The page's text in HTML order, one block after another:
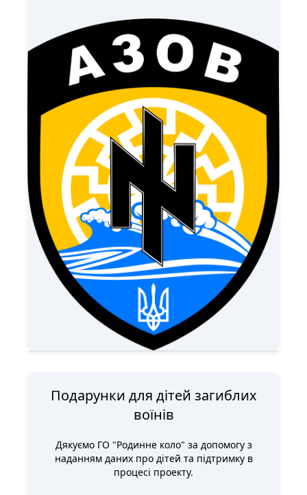
Подарунки для дітей загиблих
воїнів
Дякуємо ГО "Родинне коло" за допомогу з
наданням даних про дітей та підтримку в
процесі проекту.